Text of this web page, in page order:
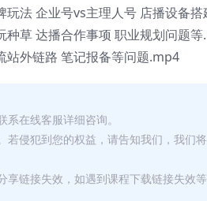
法 企业号vs主理人号 店播设备
草 达播合作事项 职业规划问题
外链路 笔记报备等问题.mp4
在线客服详细咨询。
侵犯到您的权益，请告知我们，我们
链接失效，如遇到课程下载链接失效